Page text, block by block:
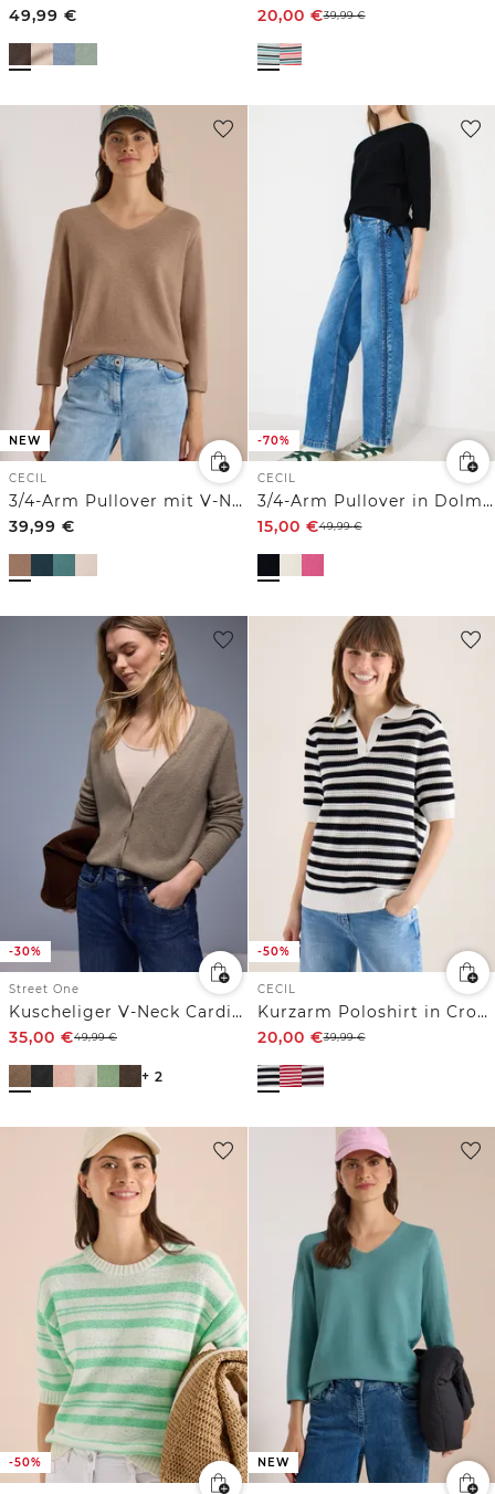
49,99 €
20,00 €39,99€
NEW
CECIL
3/4-Arm Pullover mit V-Neck und Strukturfront
39,99 €
-70%
CECIL
3/4-Arm Pullover in Dolman Passform
15,00 €49,99€
-30%
Street One
Kuscheliger V-Neck Cardigan
35,00 €49,99€
+ 2
-50%
CECIL
Kurzarm Poloshirt in Crochet-Qualität
20,00 €39,99€
-50% NEW